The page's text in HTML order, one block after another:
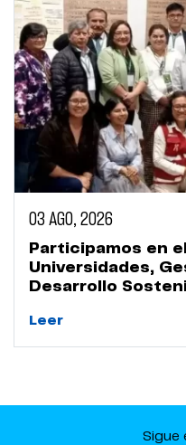
03 AGO, 2026
Participamos en
Universidades,
Desarrollo
Leer
Sigue